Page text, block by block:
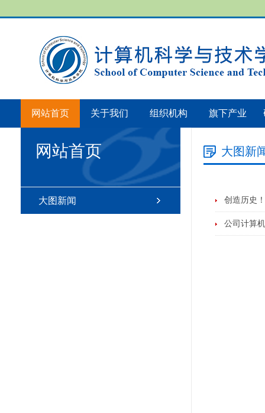
网站首页 关于我们 组织机构 旗下产业
网站首页
大图新闻
大图新
创造历史
公司计算